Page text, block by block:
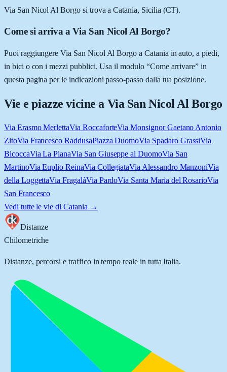
Via San Nicol Al Borgo si trova a Catania, Sicilia (CT).
Come si arriva a Via San Nicol Al Borgo?
Puoi raggiungere Via San Nicol Al Borgo a Catania in auto, a piedi,
in bici o con i mezzi pubblici. Usa il modulo “Come arrivare” in
questa pagina per le indicazioni passo-passo dalla tua posizione.
Vie e piazze vicine a Via San Nicol Al Borgo
Via Erasmo MerlettaVia RoccaforteVia Monsignor Gaetano Antonio
ZitoVia Francesco RaddusaPiazza DuomoVia Spadaro GrassiVia
BicoccaVia La PianaVia San Giuseppe al DuomoVia San
MartinoVia Euplio ReinaVia CollegiataVia Alessandro ManzoniVia
della LoggettaVia FragalàVia PardoVia Santa Maria del RosarioVia
San Francesco
Vedi tutte le vie di Catania →
Distanze
Chilometriche
Distanze, percorsi e traffico in tempo reale in tutta Italia.